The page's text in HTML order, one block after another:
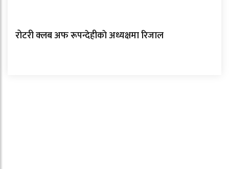
रोटरी क्लब अफ रूपन्देहीकाे अध्यक्षमा रिजाल